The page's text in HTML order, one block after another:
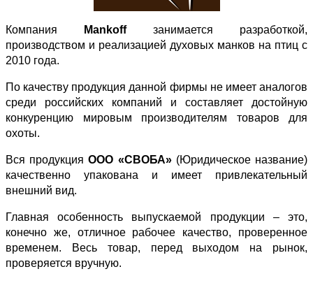
Компания Mankoffзанимается разработкой,
производством и реализацией духовых манков на птиц с
2010 года.
По качеству продукция данной фирмы не имеет аналогов
среди российских компаний и составляет достойную
конкуренцию мировым производителям товаров для
охоты.
Вся продукцияООО «СВОБА»(Юридическое название)
качественно упакована и имеет привлекательный
внешний вид.
Главная особенность выпускаемой продукции – это,
конечно же, отличное рабочее качество, проверенное
временем. Весь товар, перед выходом на рынок,
проверяется вручную.